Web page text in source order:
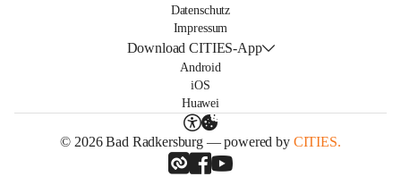
Datenschutz
Impressum
Download CITIES-App
Android
iOS
Huawei
© 2026 Bad Radkersburg — powered by CITIES.